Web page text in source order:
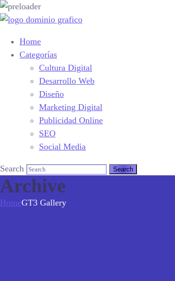
Home
Categorías
Cultura Digital
Desarrollo Web
Diseño
Marketing Digital
Publicidad Online
SEO
Social Media
Search
Archive
HomeGT3 Gallery